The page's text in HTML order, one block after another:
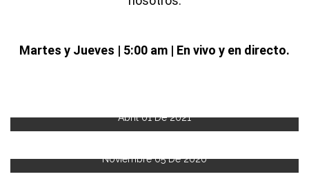
Martes y Jueves | 5:00 am | En vivo y en directo.
Abril 01 De 2021
Noviembre 05 De 2020